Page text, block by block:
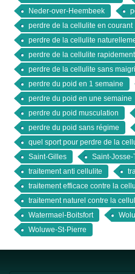
Neder-over-Heembeek
perdre de la cellulite en courant
perdre de la cellulite
perdre de la cellulite rapidement
perdre de la cellulite sans
perdre du poid en 1 semaine
perdre du poid en une semaine
perdre du poid musculation
perdre du poid sans régime
quel sport pour perdre de la
Saint-Gilles
Saint-Josse-
traitement anti cellulite
traitement efficace contre la
traitement naturel contre la
Watermael-Boitsfort
Woluwe-St-Pierre